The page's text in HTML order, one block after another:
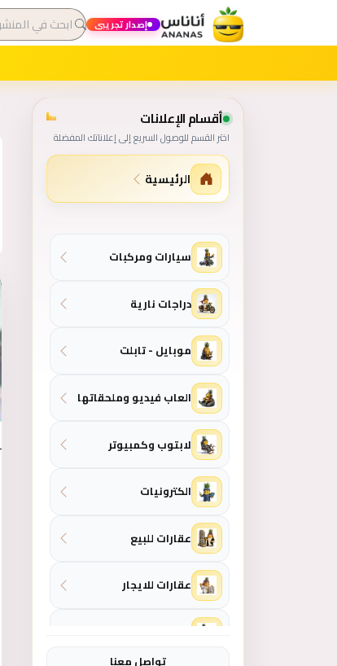
إصدار تجريبي
أقسام الإعلانات
اختر القسم للوصول السريع إلى إعلاناتك المفضلة
الرئيسية
خريطة أقسام الموقع
سيارات ومركبات
دراجات نارية
موبايل - تابلت
العاب فيديو وملحقاتها
لابتوب وكمبيوتر
الكترونيات
عقارات للبيع
عقارات للايجار
المنزل والحديقة
تواصل معنا